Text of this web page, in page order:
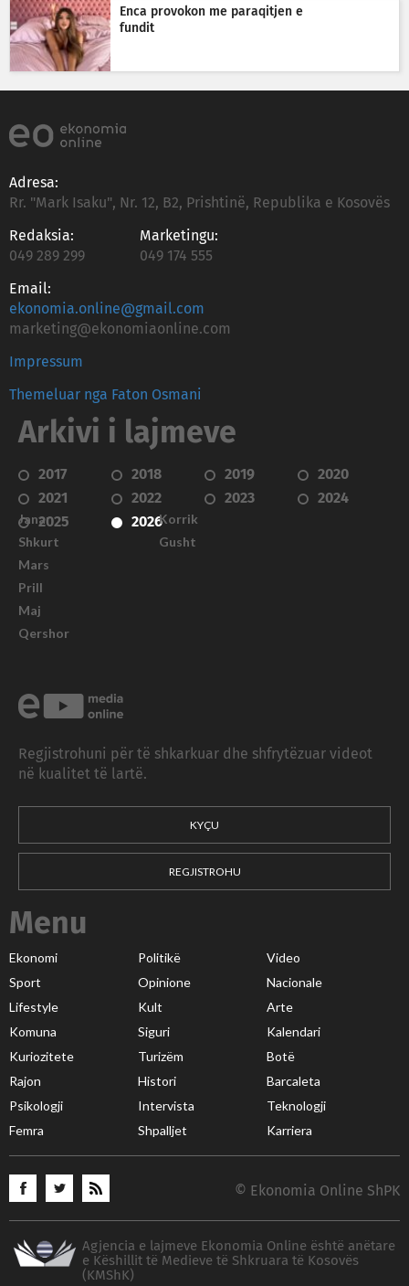
Enca provokon me paraqitjen e
fundit
Adresa:
Rr. "Mark Isaku", Nr. 12, B2, Prishtinë, Republika e Kosovës
Redaksia:
049 289 299
Marketingu:
049 174 555
Email:
ekonomia.online@gmail.com
marketing@ekonomiaonline.com
Impressum
Themeluar nga Faton Osmani
Arkivi i lajmeve
2017 2018 2019
2020
2021
2022 2023
2024
2025
2026
Janar
Shkurt
Mars
Prill
Maj
Qershor
Korrik
Gusht
Regjistrohuni për të shkarkuar dhe shfrytëzuar videot
në kualitet të lartë.
KYÇU
REGJISTROHU
Menu
Ekonomi Politikë
Video
Sport
Opinione
Nacionale
Lifestyle
Kult
Arte
Komuna
Siguri
Kalendari
Kuriozitete
Turizëm
Botë
Rajon
Histori
Barcaleta
Psikologji
Intervista
Teknologji
Femra
Shpalljet Karriera
© Ekonomia Online ShPK
Agjencia e lajmeve Ekonomia Online është anëtare
e Këshillit të Medieve të Shkruara të Kosovës
(KMShK)